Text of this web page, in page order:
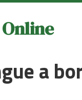
Online
a